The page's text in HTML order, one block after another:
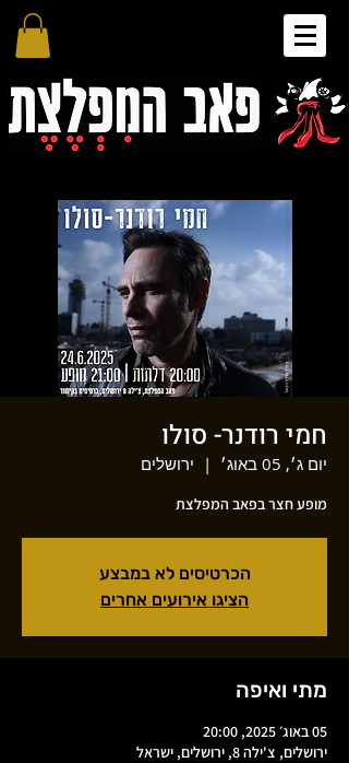
חמי רודנר- סולו
יום ג׳, 05 באוג׳
  |
ירושלים
מופע חצר בפאב המפלצת
הכרטיסים לא במבצע
הציגו אירועים אחרים
מתי ואיפה
05 באוג׳ 2025, 20:00
ירושלים, צ'ילה 8, ירושלים, ישראל